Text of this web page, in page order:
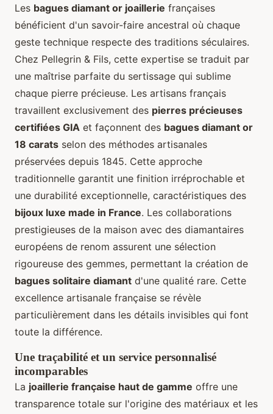
Les bagues diamant or joaillerie françaises
bénéficient d'un savoir-faire ancestral où chaque
geste technique respecte des traditions séculaires.
Chez Pellegrin & Fils, cette expertise se traduit par
une maîtrise parfaite du sertissage qui sublime
chaque pierre précieuse. Les artisans français
travaillent exclusivement des pierres précieuses
certifiées GIA et façonnent des bagues diamant or
18 carats selon des méthodes artisanales
préservées depuis 1845. Cette approche
traditionnelle garantit une finition irréprochable et
une durabilité exceptionnelle, caractéristiques des
bijoux luxe made in France. Les collaborations
prestigieuses de la maison avec des diamantaires
européens de renom assurent une sélection
rigoureuse des gemmes, permettant la création de
bagues solitaire diamant d'une qualité rare. Cette
excellence artisanale française se révèle
particulièrement dans les détails invisibles qui font
toute la différence.
Une traçabilité et un service personnalisé
incomparables
La joaillerie française haut de gamme offre une
transparence totale sur l'origine des matériaux et les